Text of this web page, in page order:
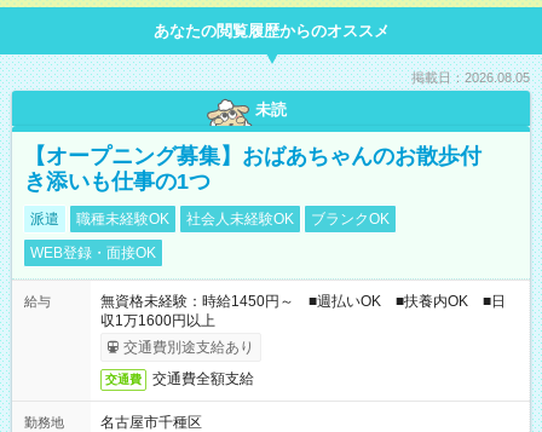
あなたの閲覧履歴からのオススメ
掲載日：2026.08.05
未読
【オープニング募集】おばあちゃんのお散歩付
き添いも仕事の1つ
派遣 職種未経験OK 社会人未経験OK
ブランクOK
WEB登録・面接OK
給与
無資格未経験：時給1450円～ ■週払いOK ■扶養内OK ■日
収1万1600円以上
交通費別途支給あり
交通費 交通費全額支給
勤務地
名古屋市千種区